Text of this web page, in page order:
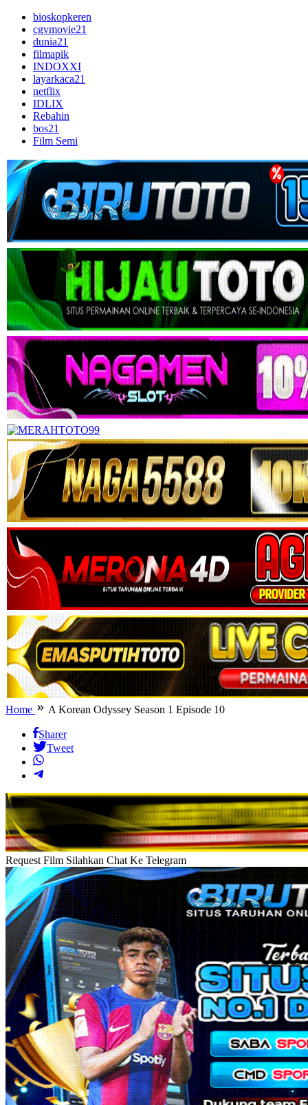
bioskopkeren
cgvmovie21
dunia21
filmapik
INDOXXI
layarkaca21
netflix
IDLIX
Rebahin
bos21
Film Semi
Home A Korean Odyssey Season 1 Episode 10
Sharer
Tweet
Request Film Silahkan Chat Ke Telegram